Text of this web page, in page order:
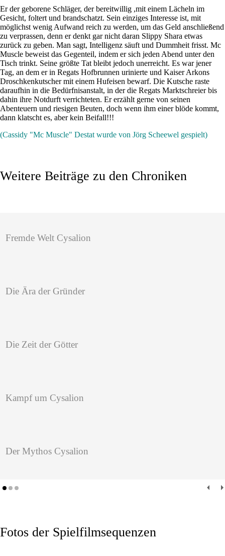
Er der geborene Schläger, der bereitwillig ,mit einem Lächeln im
Gesicht, foltert und brandschatzt. Sein einziges Interesse ist, mit
möglichst wenig Aufwand reich zu werden, um das Geld anschließend
zu verprassen, denn er denkt gar nicht daran Slippy Shara etwas
zurück zu geben. Man sagt, Intelligenz säuft und Dummheit frisst. Mc
Muscle beweist das Gegenteil, indem er sich jeden Abend unter den
Tisch trinkt. Seine größte Tat bleibt jedoch unerreicht. Es war jener
Tag, an dem er in Regats Hofbrunnen urinierte und Kaiser Arkons
Droschkenkutscher mit einem Hufeisen bewarf. Die Kutsche raste
daraufhin in die Bedürfnisanstalt, in der die Regats Marktschreier bis
dahin ihre Notdurft verrichteten. Er erzählt gerne von seinen
Abenteuern und riesigen Beuten, doch wenn ihm einer blöde kommt,
dann klatscht es, aber kein Beifall!!!
(Cassidy "Mc Muscle" Destat wurde von Jörg Scheewel gespielt)
Weitere Beiträge zu den Chroniken
Fremde Welt Cysalion
Die Ära der Gründer
Die Zeit der Götter
Kampf um Cysalion
Der Mythos Cysalion
Fotos der Spielfilmsequenzen